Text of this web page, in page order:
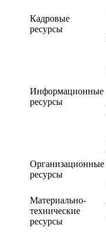
Кадровые
ресурсы
Информационные
ресурсы
Организационные
ресурсы
Материально-
технические
ресурсы